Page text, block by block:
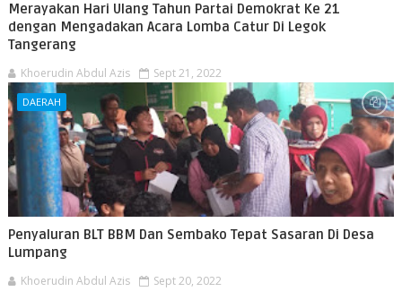
Merayakan Hari Ulang Tahun Partai Demokrat Ke 21
dengan Mengadakan Acara Lomba Catur Di Legok
Tangerang
Khoerudin Abdul Azis Sept 21, 2022
DAERAH
Penyaluran BLT BBM Dan Sembako Tepat Sasaran Di Desa
Lumpang
Khoerudin Abdul Azis Sept 20, 2022